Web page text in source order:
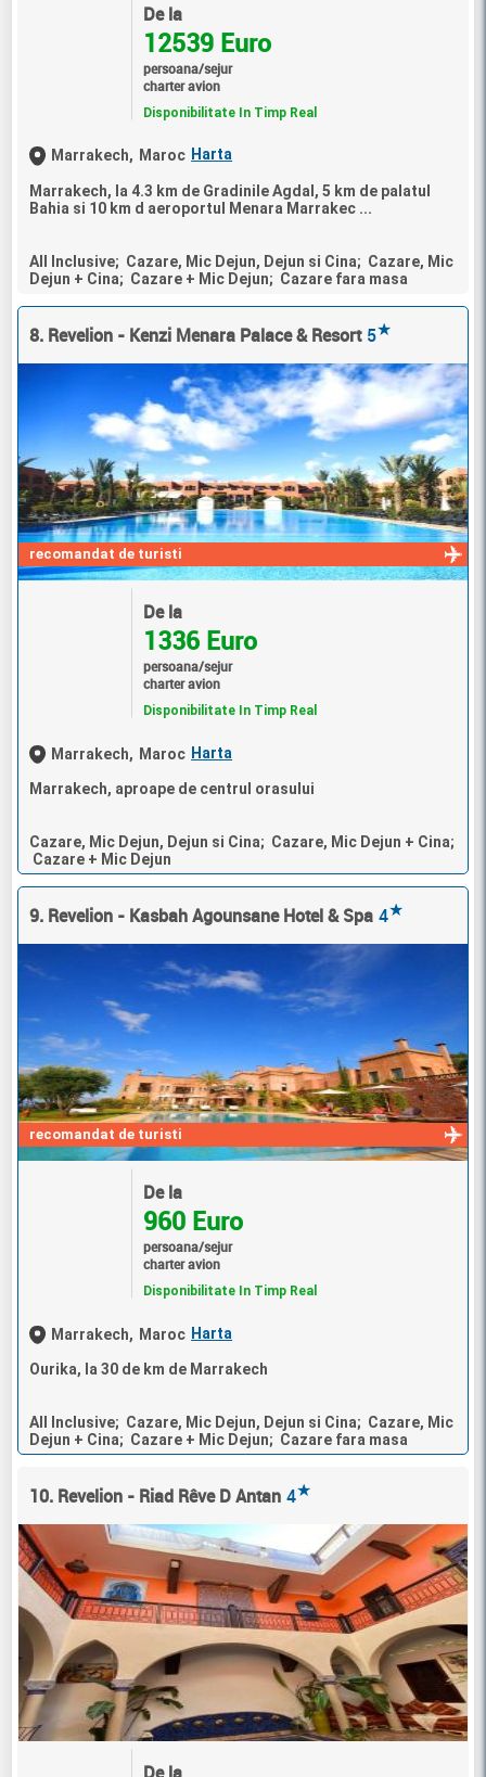
De la
12539 Euro
persoana/sejur
charter avion
Disponibilitate In Timp Real
Marrakech, Maroc Harta
Marrakech, la 4.3 km de Gradinile Agdal, 5 km de palatul
Bahia si 10 km d aeroportul Menara Marrakec ...
All Inclusive; Cazare, Mic Dejun, Dejun si Cina; Cazare, Mic
Dejun + Cina; Cazare + Mic Dejun; Cazare fara masa
8. Revelion - Kenzi Menara Palace & Resort 5★
recomandat de turisti
De la
1336 Euro
persoana/sejur
charter avion
Disponibilitate In Timp Real
Marrakech, Maroc Harta
Marrakech, aproape de centrul orasului
Cazare, Mic Dejun, Dejun si Cina; Cazare, Mic Dejun + Cina;
Cazare + Mic Dejun
9. Revelion - Kasbah Agounsane Hotel & Spa 4★
recomandat de turisti
De la
960 Euro
persoana/sejur
charter avion
Disponibilitate In Timp Real
Marrakech, Maroc Harta
Ourika, la 30 de km de Marrakech
All Inclusive; Cazare, Mic Dejun, Dejun si Cina; Cazare, Mic
Dejun + Cina; Cazare + Mic Dejun; Cazare fara masa
10. Revelion - Riad Rêve D Antan 4★